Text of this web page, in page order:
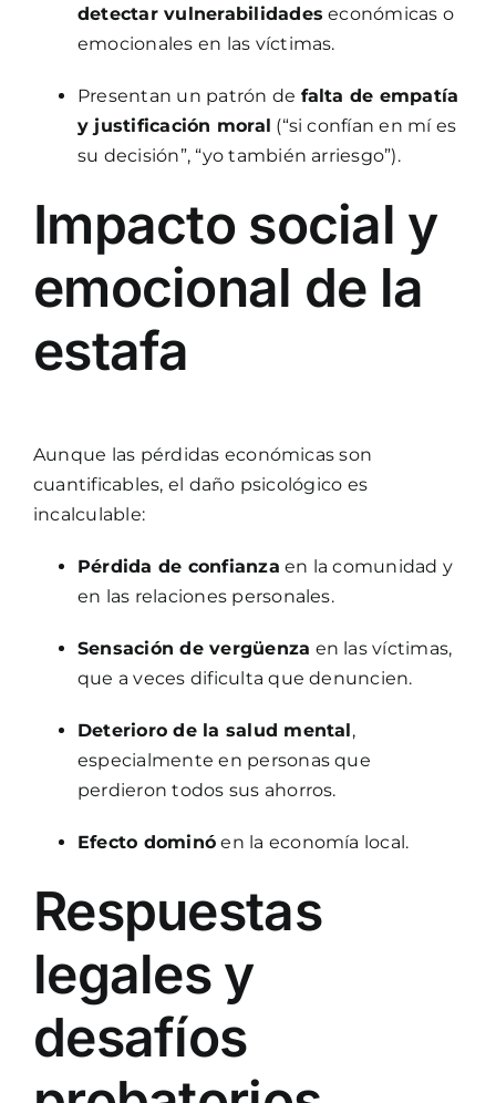
detectar vulnerabilidades económicas o
emocionales en las víctimas.
Presentan un patrón de falta de empatía
y justificación moral (“si confían en mí es
su decisión”, “yo también arriesgo”).
Impacto social y
emocional de la
estafa
Aunque las pérdidas económicas son
cuantificables, el daño psicológico es
incalculable:
Pérdida de confianza en la comunidad y
en las relaciones personales.
Sensación de vergüenza en las víctimas,
que a veces dificulta que denuncien.
Deterioro de la salud mental ,
especialmente en personas que
perdieron todos sus ahorros.
Efecto dominó en la economía local.
Respuestas
legales y
desafíos